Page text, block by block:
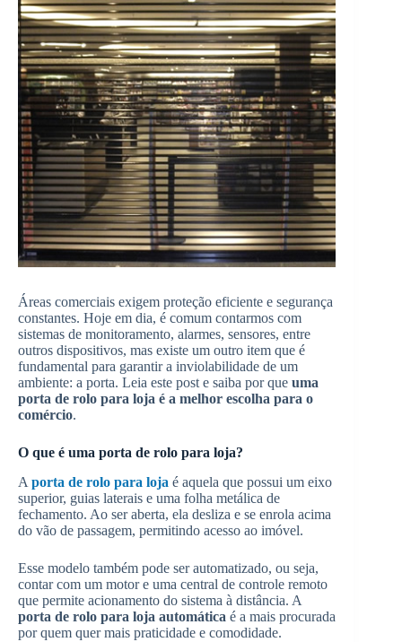
Áreas comerciais exigem proteção eficiente e segurança
constantes. Hoje em dia, é comum contarmos com
sistemas de monitoramento, alarmes, sensores, entre
outros dispositivos, mas existe um outro item que é
fundamental para garantir a inviolabilidade de um
ambiente: a porta. Leia este post e saiba por que uma
porta de rolo para loja é a melhor escolha para o
comércio.
O que é uma porta de rolo para loja?
A porta de rolo para loja é aquela que possui um eixo
superior, guias laterais e uma folha metálica de
fechamento. Ao ser aberta, ela desliza e se enrola acima
do vão de passagem, permitindo acesso ao imóvel.
Esse modelo também pode ser automatizado, ou seja,
contar com um motor e uma central de controle remoto
que permite acionamento do sistema à distância. A
porta de rolo para loja automática é a mais procurada
por quem quer mais praticidade e comodidade.